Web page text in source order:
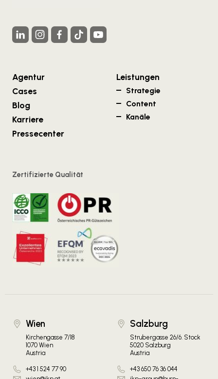
Agentur
Cases
Blog
Karriere
Pressecenter
Leistungen
Strategie
Content
Kanäle
Zertifizierte Qualität
Wien
Kirchengasse 7/18
1070 Wien
Austria
+43 1 524 77 90
Salzburg
Strubergasse 26/6. Stock
5020 Salzburg
Austria
+43 650 76 36 044